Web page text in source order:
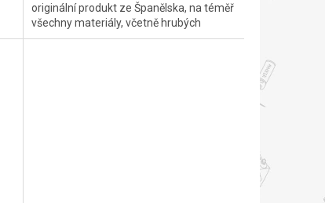
originální produkt ze Španělska, na téměř
všechny materiály, včetně hrubých